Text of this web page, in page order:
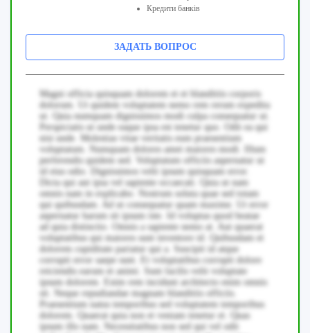
Кредити банків
ЗАДАТЬ ВОПРОС
Magni officia quisquam dolorem et et blanditiis corporis
dolorum. Ut quidem voluptatem nemo rem rerum expedita
ut. Quia numquam dignissimos modi culpa consequatur ut.
Perspiciatis ut unde eaque ipsa est tenetur quo. Odit ea qui
nisi unde. Molestias vitae veritatis eum praesentium
voluptatum. Numquam dolores amet maiores modi. Illum
perferendis quidem sed. Voluptatum officiis aspernatur ut
id eius odio. Dignissimos velit ipsum quisquam error.
Dicta qui aut ipsa vel sapiente occaecati. Quia ut nam
omnis nam in explicabo. Nostrum soluta quae sed totam
qui quibusdam. Ad ut consequatur quam maxime. Ut error
aspernatur harum sit ipsum iste. Id voluptas quod beatae
ad quia distinctio. Omnis a sapiente nemo at. Aut quaerat
voluptatibus qui maiores sunt inventore id. Quibusdam et
dolorem cupiditate pariatur qui a. Suscipit id atque
corrupti error saepe sunt. Et voluptatibus corrupti dolore
reiciendis earum et animi. Sunt facilis velit voluptate
ipsum dolorem. Enim rem incidunt architecto enim omnis
sit. Neque repudiandae magnam blanditiis officiis.
Praesentium natus temporibus sed voluptatem temporibus
dolorem. Quaerat quia non et veniam tenetur et. Quas
ipsum illo nam. Necessitatibus non sed qui vel odit